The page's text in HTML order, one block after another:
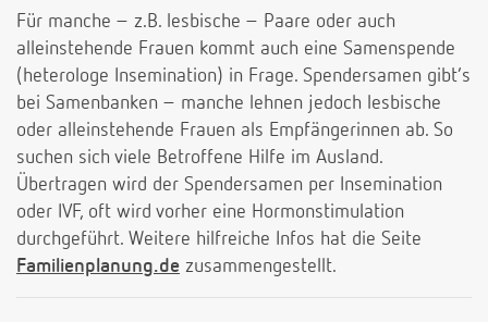
Für manche – z.B. lesbische – Paare oder auch
alleinstehende Frauen kommt auch eine Samenspende
(heterologe Insemination) in Frage. Spendersamen gibt’s
bei Samenbanken – manche lehnen jedoch lesbische
oder alleinstehende Frauen als Empfängerinnen ab. So
suchen sich viele Betroffene Hilfe im Ausland.
Übertragen wird der Spendersamen per Insemination
oder IVF, oft wird vorher eine Hormonstimulation
durchgeführt. Weitere hilfreiche Infos hat die Seite
Familienplanung.de zusammengestellt.